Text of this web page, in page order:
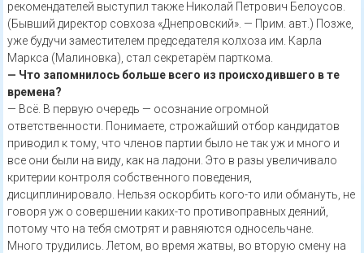
рекомендателей выступил также Николай Петрович Белоусов.
(Бывший директор совхоза «Днепровский». — Прим. авт.) Позже,
уже будучи заместителем председателя колхоза им. Карла
Маркса (Малиновка), стал секретарём парткома.
— Что запомнилось больше всего из происходившего в те
времена?
— Всё. В первую очередь — осознание огромной
ответственности. Понимаете, строжайший отбор кандидатов
приводил к тому, что членов партии было не так уж и много и
все они были на виду, как на ладони. Это в разы увеличивало
критерии контроля собственного поведения,
дисциплинировало. Нельзя оскорбить кого-то или обмануть, не
говоря уж о совершении каких-то противоправных деяний,
потому что на тебя смотрят и равняются односельчане.
Много трудились. Летом, во время жатвы, во вторую смену на